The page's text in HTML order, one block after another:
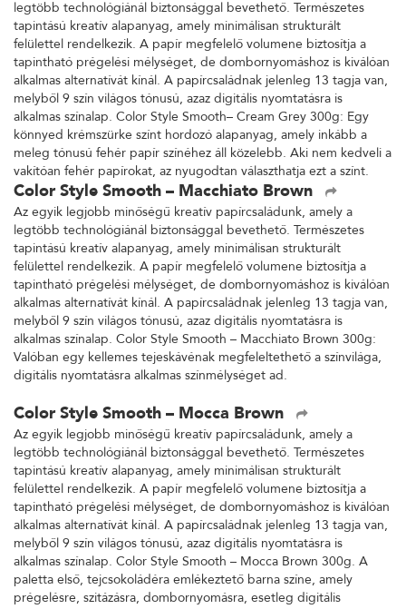
legtöbb technológiánál biztonsággal bevethető. Természetes
tapintású kreatív alapanyag, amely minimálisan strukturált
felülettel rendelkezik. A papír megfelelő volumene biztosítja a
tapintható prégelési mélységet, de dombornyomáshoz is kiválóan
alkalmas alternatívát kínál. A papírcsaládnak jelenleg 13 tagja van,
melyből 9 szín világos tónusú, azaz digitális nyomtatásra is
alkalmas színalap. Color Style Smooth– Cream Grey 300g: Egy
könnyed krémszürke színt hordozó alapanyag, amely inkább a
meleg tónusú fehér papír színéhez áll közelebb. Aki nem kedveli a
vakítóan fehér papírokat, az nyugodtan választhatja ezt a színt.
Color Style Smooth – Macchiato Brown
Az egyik legjobb minőségű kreatív papírcsaládunk, amely a
legtöbb technológiánál biztonsággal bevethető. Természetes
tapintású kreatív alapanyag, amely minimálisan strukturált
felülettel rendelkezik. A papír megfelelő volumene biztosítja a
tapintható prégelési mélységet, de dombornyomáshoz is kiválóan
alkalmas alternatívát kínál. A papírcsaládnak jelenleg 13 tagja van,
melyből 9 szín világos tónusú, azaz digitális nyomtatásra is
alkalmas színalap. Color Style Smooth – Macchiato Brown 300g:
Valóban egy kellemes tejeskávénak megfeleltethető a színvilága,
digitális nyomtatásra alkalmas színmélységet ad.
Color Style Smooth – Mocca Brown
Az egyik legjobb minőségű kreatív papírcsaládunk, amely a
legtöbb technológiánál biztonsággal bevethető. Természetes
tapintású kreatív alapanyag, amely minimálisan strukturált
felülettel rendelkezik. A papír megfelelő volumene biztosítja a
tapintható prégelési mélységet, de dombornyomáshoz is kiválóan
alkalmas alternatívát kínál. A papírcsaládnak jelenleg 13 tagja van,
melyből 9 szín világos tónusú, azaz digitális nyomtatásra is
alkalmas színalap. Color Style Smooth – Mocca Brown 300g. A
paletta első, tejcsokoládéra emlékeztető barna színe, amely
prégelésre, szitázásra, dombornyomásra, esetleg digitális